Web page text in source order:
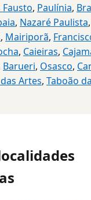
Fausto, Paulínia,
, Nazaré Paulista,
, Mairiporã,
, Caieiras,
Barueri, Osasco,
Artes, Taboão